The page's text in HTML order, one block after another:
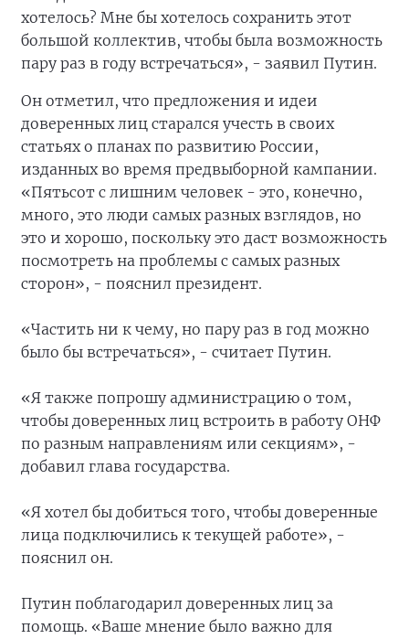
хотелось? Мне бы хотелось сохранить этот
большой коллектив, чтобы была возможность
пару раз в году встречаться», - заявил Путин.
Он отметил, что предложения и идеи
доверенных лиц старался учесть в своих
статьях о планах по развитию России,
изданных во время предвыборной кампании.
«Пятьсот с лишним человек - это, конечно,
много, это люди самых разных взглядов, но
это и хорошо, поскольку это даст возможность
посмотреть на проблемы с самых разных
сторон», - пояснил президент.
«Частить ни к чему, но пару раз в год можно
было бы встречаться», - считает Путин.
«Я также попрошу администрацию о том,
чтобы доверенных лиц встроить в работу ОНФ
по разным направлениям или секциям», -
добавил глава государства.
«Я хотел бы добиться того, чтобы доверенные
лица подключились к текущей работе», -
пояснил он.
Путин поблагодарил доверенных лиц за
помощь. «Ваше мнение было важно для